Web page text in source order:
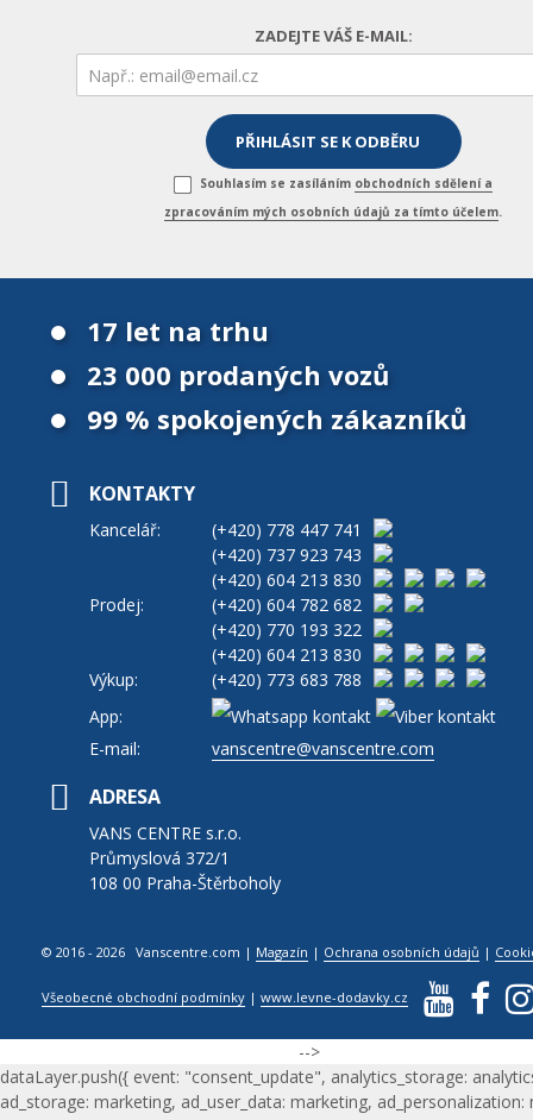
ZADEJTE VÁŠ E-MAIL:
Souhlasím se zasíláním obchodních sdělení a
zpracováním mých osobních údajů za tímto účelem.
17 let na trhu
23 000 prodaných vozů
99 % spokojených zákazníků
KONTAKTY
Kancelář: (+420) 778 447 741
(+420) 737 923 743
(+420) 604 213 830
Prodej:
(+420) 604 782 682
(+420) 770 193 322
(+420) 604 213 830
Výkup:
(+420) 773 683 788
App:
E-mail:
vanscentre@vanscentre.com
ADRESA
VANS CENTRE s.r.o.
Průmyslová 372/1
108 00 Praha-Štěrboholy
© 2016 - 2026 Vanscentre.com | Magazín | Ochrana osobních údajů |
Všeobecné obchodní podmínky |www.levne-dodavky.cz
-->
dataLayer.push({ event: "consent_update", analytics_storage:
ad_storage: marketing, ad_user_data: marketing, ad_personalization: